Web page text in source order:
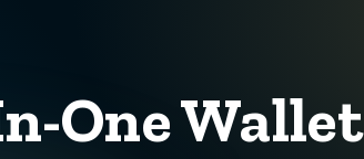
One Wallet